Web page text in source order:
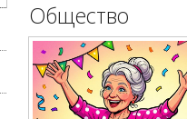
Общество